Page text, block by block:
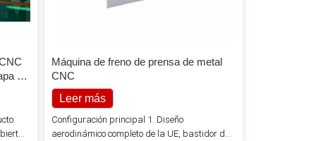
de
Máquina de freno de prensa de metal
CNC
Leer más
Configuración principal 1. Diseño
aerodinámico completo de la UE, bastidor de